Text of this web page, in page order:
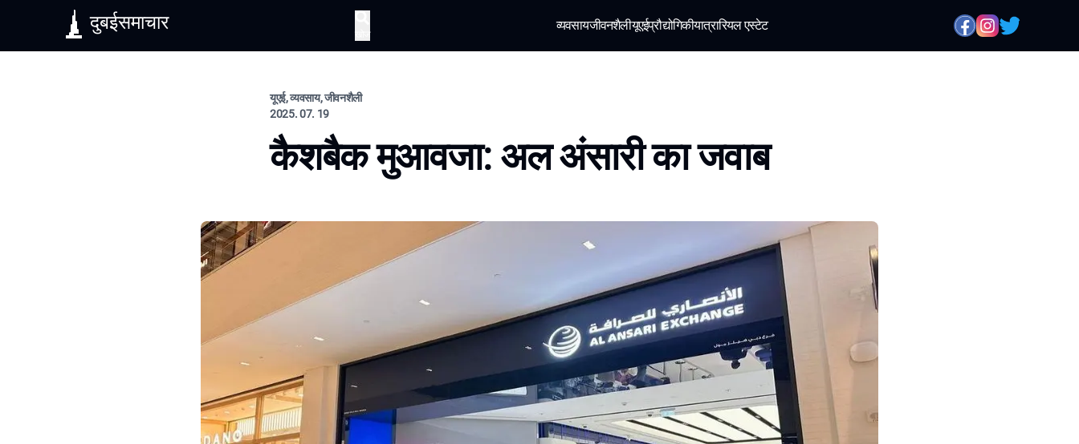
दुबईसमाचार व्यवसायजीवनशैलीयूएईप्रौद्योगिकीयात्रारियल एस्टेट
यूएई, व्यवसाय, जीवनशैली
2025. 07. 19
कैशबैक मुआवजा: अल अंसारी का जवाब